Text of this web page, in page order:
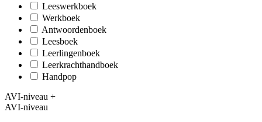
Leeswerkboek
Werkboek
Antwoordenboek
Leesboek
Leerlingenboek
Leerkrachthandboek
Handpop
AVI-niveau +
AVI-niveau